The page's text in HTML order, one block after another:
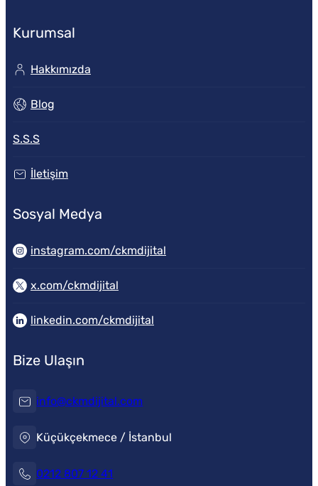
Kurumsal
Hakkımızda
Blog
S.S.S
İletişim
Sosyal Medya
instagram.com/ckmdijital
x.com/ckmdijital
linkedin.com/ckmdijital
Bize Ulaşın
info@ckmdijital.com
Küçükçekmece / İstanbul
0212 807 12 41